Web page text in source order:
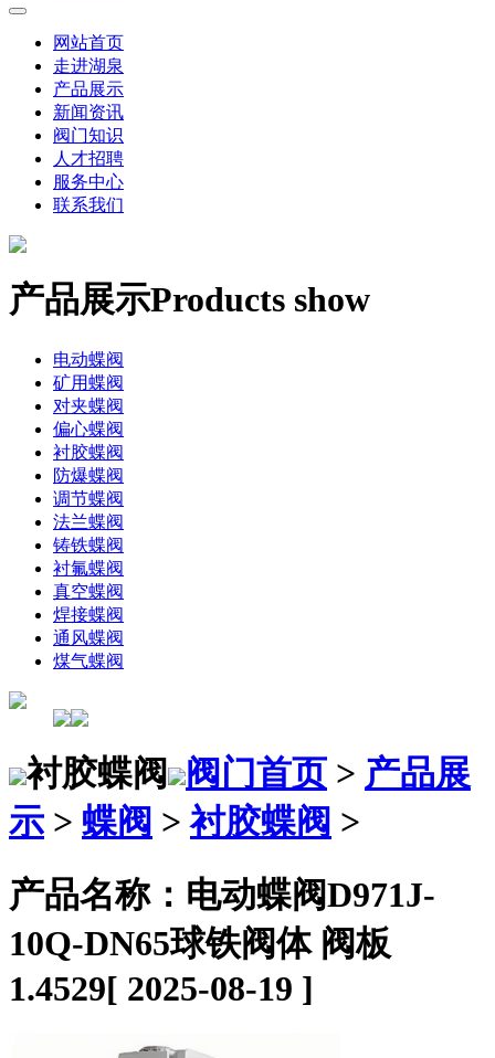
网站首页
走进湖泉
产品展示
新闻资讯
阀门知识
人才招聘
服务中心
联系我们
产品展示Products show
电动蝶阀
矿用蝶阀
对夹蝶阀
偏心蝶阀
衬胶蝶阀
防爆蝶阀
调节蝶阀
法兰蝶阀
铸铁蝶阀
衬氟蝶阀
真空蝶阀
焊接蝶阀
通风蝶阀
煤气蝶阀
衬胶蝶阀 阀门首页 > 产品展
示 > 蝶阀 >衬胶蝶阀 >
产品名称：电动蝶阀D971J-
10Q-DN65球铁阀体 阀板
1.4529[ 2025-08-19 ]